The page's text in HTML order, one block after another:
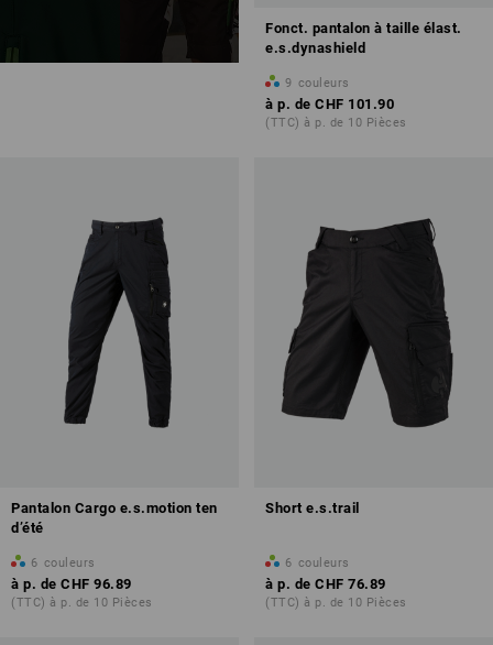
Fonct. pantalon à taille élast.
e.s.dynashield
9 couleurs
à p. de CHF 101.90
(TTC) à p. de 10 Pièces
Pantalon Cargo e.s.motion ten
d’été
6 couleurs
à p. de CHF 96.89
(TTC) à p. de 10 Pièces
Short e.s.trail
6 couleurs
à p. de CHF 76.89
(TTC) à p. de 10 Pièces